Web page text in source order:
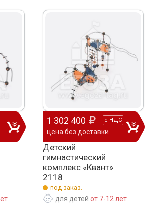
1 302 400 с НДС
цена без доставки
Детский
гимнастический
комплекс «Квант»
2118
под заказ.
для детей от 7-12 лет